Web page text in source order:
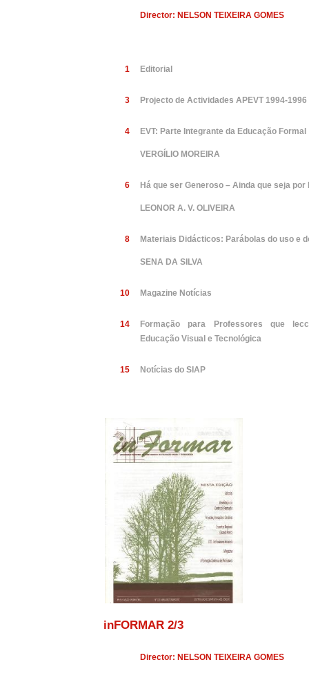
Director: NELSON TEIXEIRA GOMES
1 Editorial
3 Projecto de Actividades APEVT 1994-1996
4 EVT: Parte Integrante da Educação Formal
VERGÍLIO MOREIRA
6 Há que ser Generoso – Ainda que seja por
LEONOR A. V. OLIVEIRA
8 Materiais Didácticos: Parábolas do uso e
SENA DA SILVA
10 Magazine Notícias
14
Formação para Professores que
Educação Visual e Tecnológica
15 Notícias do SIAP
inFORMAR 2/3
Director: NELSON TEIXEIRA GOMES